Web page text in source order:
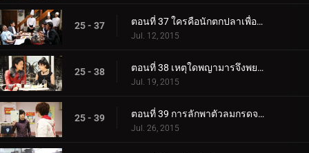
25 - 37 ตอนที่ 37 ใครคือนักตกปลาเพื่อรสชาติที่ดีที่สุด?
Jul. 12, 2015
25 - 38 ตอนที่ 38 เหตุใดพญามารจึงพยายามพัฒนาต่อไป?
Jul. 19, 2015
25 - 39 ตอนที่ 39 การลักพาตัวลมกรดจะเกิดขึ้นเมื่อใด?
Jul. 26, 2015